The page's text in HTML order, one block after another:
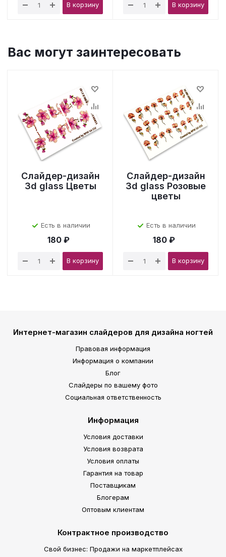
В корзину В корзину
Вас могут заинтересовать
Слайдер-дизайн
3d glass Цветы
Есть в наличии
180 ₽
В корзину
Слайдер-дизайн
3d glass Розовые
цветы
Есть в наличии
180 ₽
В корзину
Интернет-магазин слайдеров для дизайна ногтей
Правовая информация
Информация о компании
Блог
Слайдеры по вашему фото
Социальная ответственность
Информация
Условия доставки
Условия возврата
Условия оплаты
Гарантия на товар
Поставщикам
Блогерам
Оптовым клиентам
Контрактное производство
Свой бизнес: Продажи на маркетплейсах